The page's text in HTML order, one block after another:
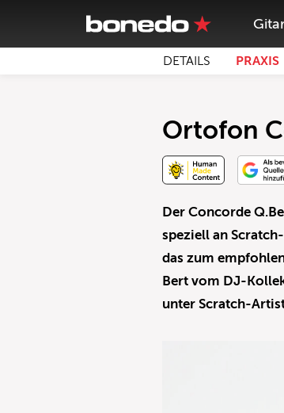
DETAILS PRAXIS
Ortofon
Der Concorde
speziell an
das zum
Bert vom DJ-
unter Scratch-